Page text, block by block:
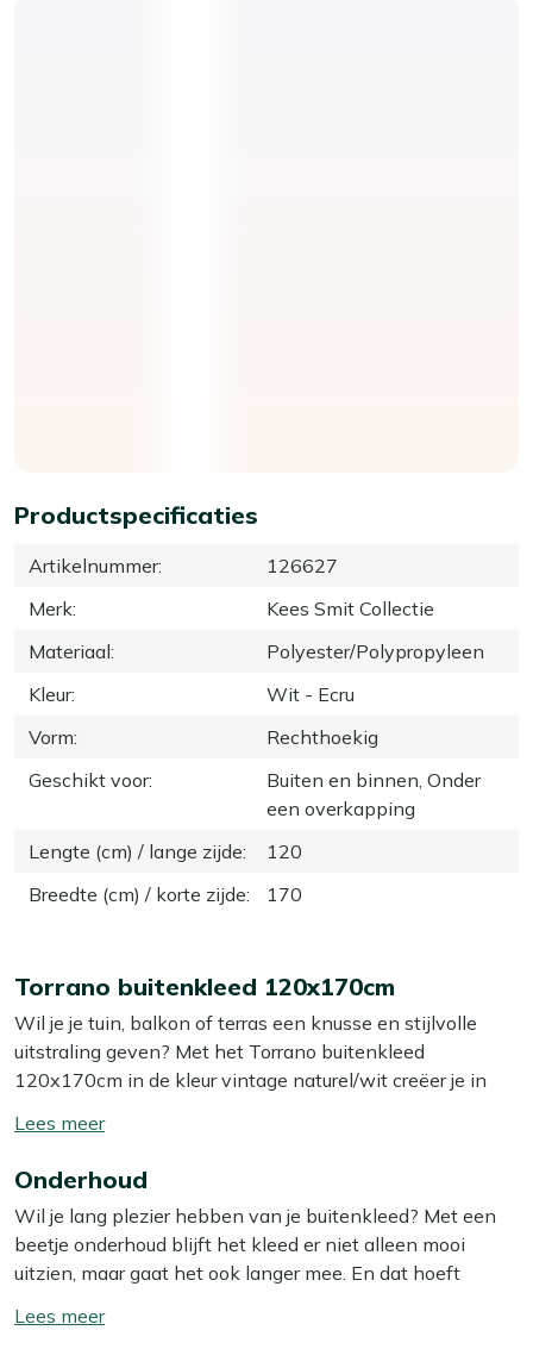
Productspecificaties
Artikelnummer:
126627
Merk:
Kees Smit Collectie
Materiaal:
Polyester/Polypropyleen
Kleur:
Wit - Ecru
Vorm:
Rechthoekig
Geschikt voor:
Buiten en binnen, Onder
een overkapping
Lengte (cm) / lange zijde:
120
Breedte (cm) / korte zijde: 170
Torrano buitenkleed 120x170cm
Wil je je tuin, balkon of terras een knusse en stijlvolle
uitstraling geven? Met het Torrano buitenkleed
120x170cm in de kleur vintage naturel/wit creëer je in
alleen een mooie toevoeging aan je buitenruimte, maar
loungeset, eettafel of gewoon als blikvanger op je terras!
Eigenschappen
van zacht, waterafstotend polypropyleen dat lang
Toon/verberg
meer
Onderhoud
Wil je lang plezier hebben van je buitenkleed? Met een
beetje onderhoud blijft het kleed er niet alleen mooi
uitzien, maar gaat het ook langer mee. En dat hoeft
Toon/verberg